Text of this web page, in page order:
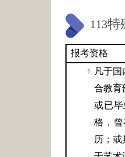
113特
报考资格
凡于
合教育
或已
格，
历；